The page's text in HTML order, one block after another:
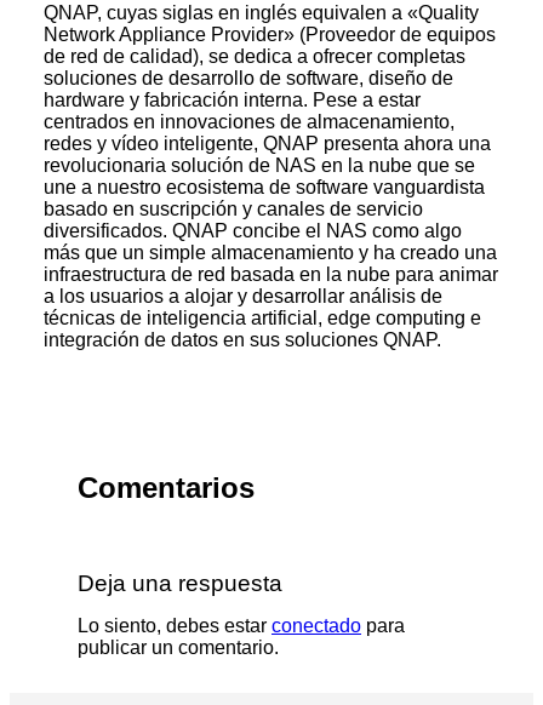
QNAP, cuyas siglas en inglés equivalen a «Quality
Network Appliance Provider» (Proveedor de equipos
de red de calidad), se dedica a ofrecer completas
soluciones de desarrollo de software, diseño de
hardware y fabricación interna. Pese a estar
centrados en innovaciones de almacenamiento,
redes y vídeo inteligente, QNAP presenta ahora una
revolucionaria solución de NAS en la nube que se
une a nuestro ecosistema de software vanguardista
basado en suscripción y canales de servicio
diversificados. QNAP concibe el NAS como algo
más que un simple almacenamiento y ha creado una
infraestructura de red basada en la nube para animar
a los usuarios a alojar y desarrollar análisis de
técnicas de inteligencia artificial, edge computing e
integración de datos en sus soluciones QNAP.
Comentarios
Deja una respuesta
Lo siento, debes estar conectado para
publicar un comentario.